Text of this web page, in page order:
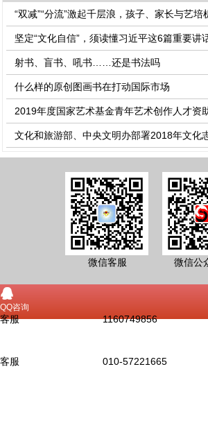
“双减”“分流”激起千层浪，孩子、家长与艺培
坚定“文化自信”，须读懂习近平这6篇重要讲
射书、盲书、吼书……还是书法吗
什么样的原创图画书在打动国际市场
2019年度国家艺术基金青年艺术创作人才资
文化和旅游部、中央文明办部署2018年文化
微信客服 微信公
󰇇
QQ咨询
客服 1160749856
客服 010-57221665